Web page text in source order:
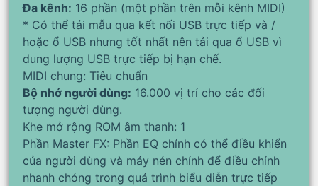
Đa kênh: 16 phần (một phần trên mỗi kênh MIDI)
* Có thể tải mẫu qua kết nối USB trực tiếp và /
hoặc ổ USB nhưng tốt nhất nên tải qua ổ USB vì
dung lượng USB trực tiếp bị hạn chế.
MIDI chung: Tiêu chuẩn
Bộ nhớ người dùng: 16.000 vị trí cho các đối
tượng người dùng.
Khe mở rộng ROM âm thanh: 1
Phần Master FX: Phần EQ chính có thể điều khiển
của người dùng và máy nén chính để điều chỉnh
nhanh chóng trong quá trình biểu diễn trực tiếp